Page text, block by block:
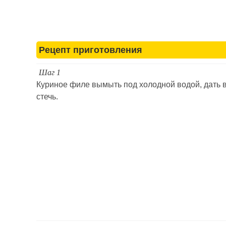
Рецепт приготовления
Шаг 1
Куриное филе вымыть под холодной водой, дать
стечь.